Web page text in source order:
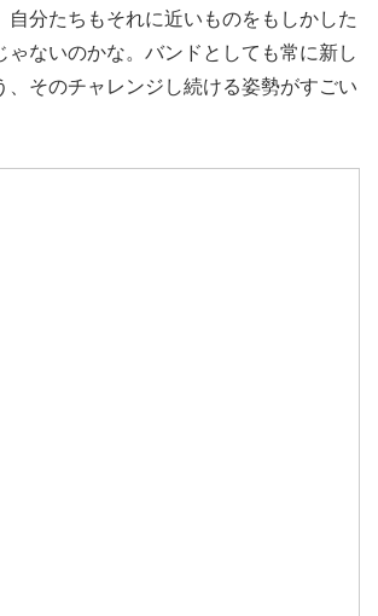
自分たちもそれに近いものをもしかした
ゃないのかな。バンドとしても常に新し
、そのチャレンジし続ける姿勢がすごい